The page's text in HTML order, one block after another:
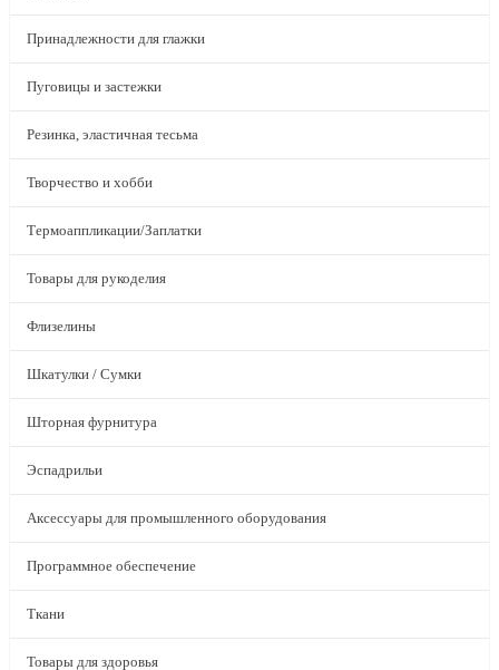
Принадлежности для глажки
Пуговицы и застежки
Резинка, эластичная тесьма
Творчество и хобби
Термоаппликации/Заплатки
Товары для рукоделия
Флизелины
Шкатулки / Сумки
Шторная фурнитура
Эспадрильи
Аксессуары для промышленного оборудования
Программное обеспечение
Ткани
Товары для здоровья